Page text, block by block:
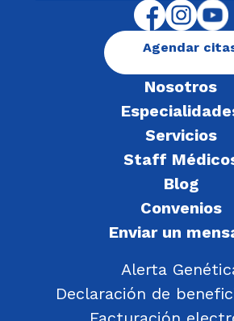
Nosotros
Servicios
Staff
Blog
Convenios
Enviar un
Alerta
Declaración de
Agendar